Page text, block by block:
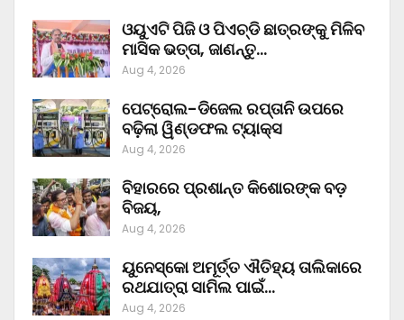
ଓୟୁଏଟି ପିଜି ଓ ପିଏଚ୍‌ଡି ଛାତ୍ରଙ୍କୁ ମିଳିବ
ମାସିକ ଭତ୍ତା, ଜାଣନ୍ତୁ…
Aug 4, 2026
ପେଟ୍ରୋଲ-ଡିଜେଲ ରପ୍ତାନି ଉପରେ
ବଢ଼ିଲା ୱିଣ୍ଡଫଲ ଟ୍ୟାକ୍ସ
Aug 4, 2026
ବିହାରରେ ପ୍ରଶାନ୍ତ କିଶୋରଙ୍କ ବଡ଼
ବିଜୟ,
Aug 4, 2026
ୟୁନେସ୍କୋ ଅମୂର୍ତ୍ତ ଐତିହ୍ୟ ତାଲିକାରେ
ରଥଯାତ୍ରା ସାମିଲ ପାଇଁ…
Aug 4, 2026